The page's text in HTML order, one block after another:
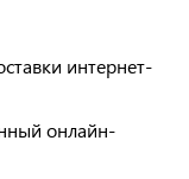
интернет-
онлайн-